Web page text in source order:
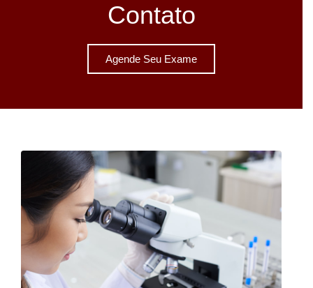
Contato
Agende Seu Exame